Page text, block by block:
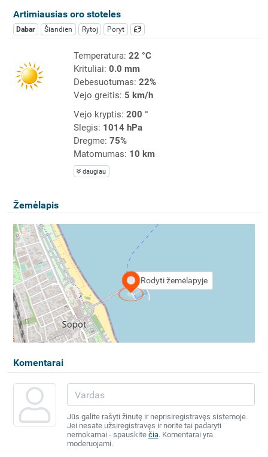
Artimiausias oro stoteles
Dabar Šiandien Rytoj Poryt
Temperatura: 22 °C
Krituliai: 0.0 mm
Debesuotumas: 22%
Vejo greitis: 5 km/h
Vejo kryptis: 200 °
Slegis: 1014 hPa
Dregme: 75%
Matomumas: 10 km
daugiau
Žemėlapis
Rodyti žemėlapyje
Komentarai
Jūs galite rašyti žinutę ir neprisiregistravęs sistemoje.
Jei nesate užsiregistravęs ir norite tai padaryti
nemokamai - spauskite čia. Komentarai yra
moderuojami.